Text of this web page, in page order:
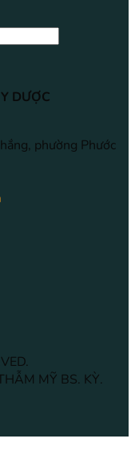
DƯỢC
phường Phước
MỸ BS. KỲ.